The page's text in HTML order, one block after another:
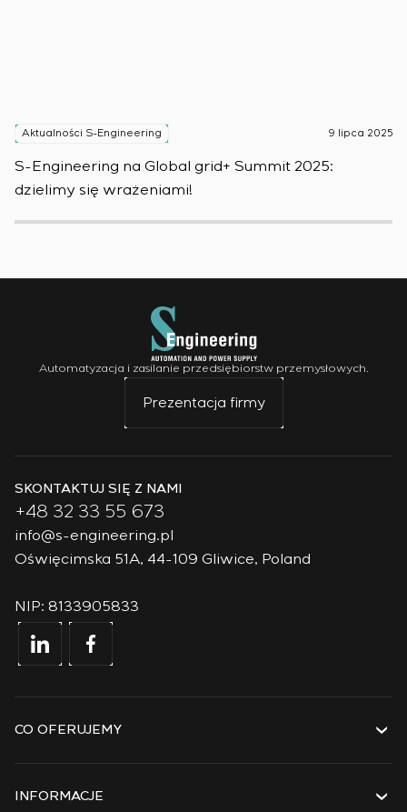
Aktualności S-Engineering 9 lipca 2025
S-Engineering na Global grid+ Summit 2025:
dzielimy się wrażeniami!
Automatyzacja i zasilanie przedsiębiorstw przemysłowych.
Prezentacja firmy
SKONTAKTUJ SIĘ Z NAMI
+48 32 33 55 673
info@s-engineering.pl
Oświęcimska 51A, 44-109 Gliwice, Poland
NIP: 8133905833
CO OFERUJEMY
Rozwiązania
INFORMACJE